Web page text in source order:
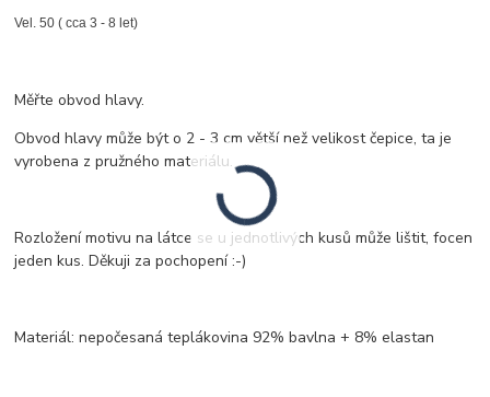
Vel. 50 ( cca 3 - 8 let)
Měřte obvod hlavy.
Obvod hlavy může být o 2 - 3 cm větší než velikost čepice, ta je
vyrobena z pružného materiálu.
Rozložení motivu na látce se u jednotlivých kusů může lištit, focen
jeden kus. Děkuji za pochopení :-)
Materiál: nepočesaná teplákovina 92% bavlna + 8% elastan